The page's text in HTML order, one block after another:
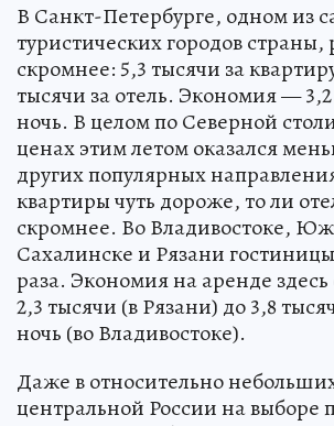
В Санкт-Петербурге, одном из
туристических городов страны,
скромнее: 5,3 тысячи за
тысячи за отель. Экономия —
ночь. В целом по Северной
ценах этим летом оказался
других популярных
квартиры чуть дороже, то ли
скромнее. Во Владивостоке,
Сахалинске и Рязани
раза. Экономия на аренде здесь
2,3 тысячи (в Рязани) до 3,8
ночь (во Владивостоке).
Даже в относительно
центральной России на выборе